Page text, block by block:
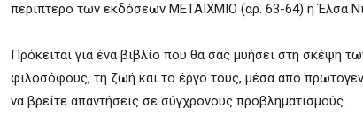
περίπτερο των εκδόσεων ΜΕΤΑΙΧΜΙΟ (αρ. 63-64) η Έλσα
Πρόκειται για ένα βιβλίο που θα σας μυήσει στη σκέψη
φιλοσόφους, τη ζωή και το έργο τους, μέσα από
να βρείτε απαντήσεις σε σύγχρονους προβληματισμούς.